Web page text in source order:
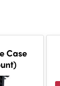
Case